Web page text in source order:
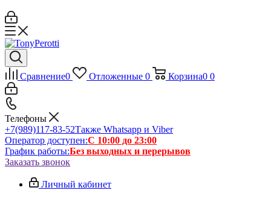
Сравнение0 Отложенные 0 Корзина0 0
Телефоны
+7(989)117-83-52Также Whatsapp и Viber
Оператор доступен:С 10:00 до 23:00
График работы:Без выходных и перерывов
Заказать звонок
Личный кабинет